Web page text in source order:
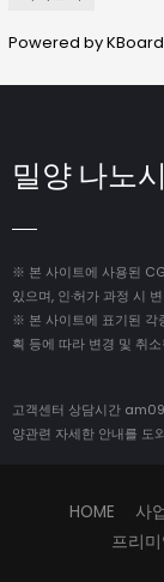
Powered by KBoard
밀양 나노
※ 본 사이트에 사용된
있으며, 인·허가 과정 시
※ 본 사이트에 표기된 각
획 등에 따라 변경 및 취
고객센터 상담시간
양관련 자세한 안내를 도
HOME 사
프리미